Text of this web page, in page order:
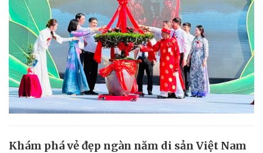
Khám phá vẻ đẹp ngàn năm di sản Việt Nam